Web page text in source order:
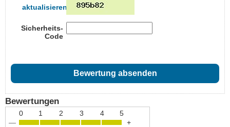
aktualisieren
Sicherheits-
Code
Bewertungen
0 1 2 3 4
5
—
+